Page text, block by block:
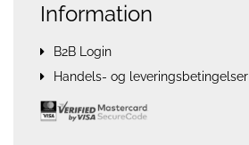
Information
B2B Login
Handels- og leveringsbetingelser